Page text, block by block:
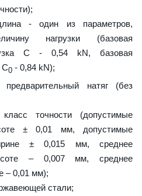
- один из параметров,
нагрузки (базовая
C - 0,54 kN, базовая
С0 - 0,84 kN);
натяг (без
точности (допустимые
± 0,01 мм, допустимые
± 0,015 мм, среднее
– 0,007 мм, среднее
– 0,01 мм);
стали;